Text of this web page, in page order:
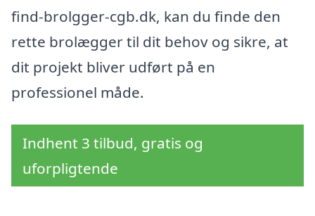
find-brolgger-cgb.dk, kan du finde den
rette brolægger til dit behov og sikre, at
dit projekt bliver udført på en
professionel måde.
Indhent 3 tilbud, gratis og
uforpligtende